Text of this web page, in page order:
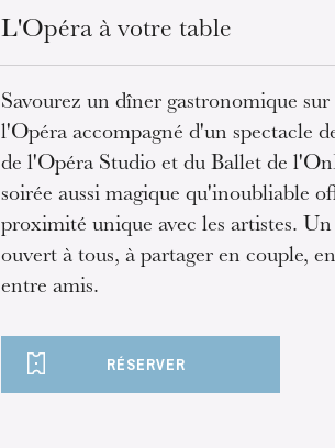
L'Opéra à votre table
Savourez un dîner gastronomique sur
l'Opéra accompagné d'un spectacle
de l'Opéra Studio et du Ballet de
soirée aussi magique qu'inoubliable
proximité unique avec les artistes.
ouvert à tous, à partager en couple,
entre amis.
RÉSERVER